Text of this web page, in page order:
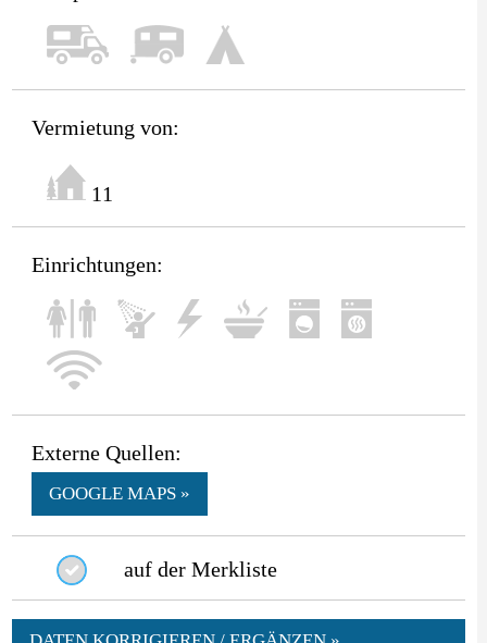
Vermietung von:
11
Einrichtungen:
Externe Quellen:
GOOGLE MAPS »
auf der Merkliste